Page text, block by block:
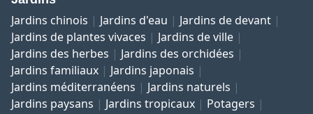
Jardins chinois Jardins d'eau
Jardins de devant
Jardins de plantes vivaces
Jardins de ville
Jardins des herbes
Jardins des orchidées
Jardins familiaux
Jardins japonais
Jardins méditerranéens
Jardins naturels
Jardins paysans
Jardins tropicaux
Potagers